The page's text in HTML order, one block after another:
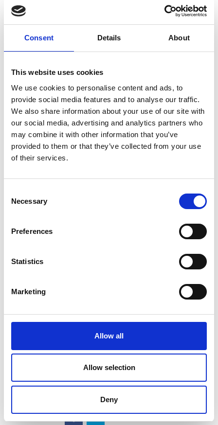
Consent Details About
This website uses cookies
We use cookies to personalise content and ads, to
provide social media features and to analyse our traffic.
We also share information about your use of our site with
our social media, advertising and analytics partners who
may combine it with other information that you’ve
provided to them or that they’ve collected from your use
of their services.
Selection
Necessary
Preferences
Statistics
Marketing
Allow all
Allow selection
Deny
celebrações chinesas.
Uma lenda intemporal sobre o Festival da Primavera
Várias são as lendas associadas ao Festival da
Nian, cujo significado em chinês é “Ano”.
Reza a lenda que, todos os anos, no final do Inverno,
Nian descia das montanhas e atacava as aldeias para
devorar animais e pessoas, especialmente os idosos e
as crianças.
Um dia, um homem sábio ao tomar conhecimento
pessoas unissem esforços para se defenderem das
investidas de Nian, em vez de fugirem. Assim, como
sabiam em que dia todos os anos o monstro atacava,
para enfrentar e afugentar o monstro. Quando este
surgiu no dia seguinte, os aldeões, munidos de
lançaram fogos de artifício e petardos, provocando
montanhas para delas nunca mais voltar. Deste então,
este costume é repetido e nunca mais Nian voltou a
Aproveite a boa energia do Ano do Dragão e marque a
sua consulta naClínica Pedro Choymais perto de si!
Palavras-Chave: MTC, Pedro Choy, Acupuntura